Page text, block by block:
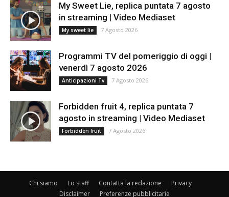
My Sweet Lie, replica puntata 7 agosto
in streaming | Video Mediaset
My sweet lie 7 Agosto 2026
Programmi TV del pomeriggio di oggi |
venerdì 7 agosto 2026
Anticipazioni Tv 7 Agosto 2026
Forbidden fruit 4, replica puntata 7
agosto in streaming | Video Mediaset
Forbidden fruit 7 Agosto 2026
Chi siamo Lo staff Contatta la redazione
Privacy
Disclaimer
Preferenze pubblicitarie